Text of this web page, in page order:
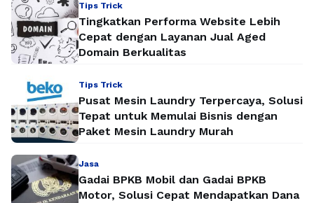
Tips Trick
Tingkatkan Performa Website Lebih
Cepat dengan Layanan Jual Aged
Domain Berkualitas
Tips Trick
Pusat Mesin Laundry Terpercaya, Solusi
Tepat untuk Memulai Bisnis dengan
Paket Mesin Laundry Murah
Jasa
Gadai BPKB Mobil dan Gadai BPKB
Motor, Solusi Cepat Mendapatkan Dana